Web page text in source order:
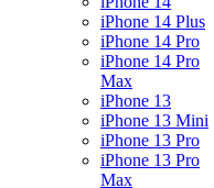
iPhone 14 Plus
iPhone 14 Pro
iPhone 14 Pro
Max
iPhone 13
iPhone 13 Mini
iPhone 13 Pro
iPhone 13 Pro
Max